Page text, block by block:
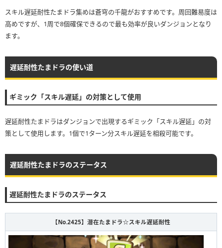
スキル遅延耐性たまドラ集めは蒼穹の千龍がおすすめです。周回難易度は
高めですが、1周で8個確保できるので最も効率が良いダンジョンとなり
ます。
遅延耐性たまドラの使い道
ギミック「スキル遅延」の対策として使用
遅延耐性たまドラはダンジョンで出現するギミック「スキル遅延」の対
策として使用します。1個で1ターン分スキル遅延を相殺可能です。
遅延耐性たまドラのステータス
遅延耐性たまドラのステータス
【No.2425】潜在たまドラ☆スキル遅延耐性